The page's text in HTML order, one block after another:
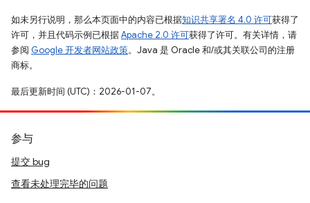
如未另行说明，那么本页面中的内容已根据知识共享署名 4.0 许可获得了
许可，并且代码示例已根据Apache 2.0 许可获得了许可。有关详情，请
参阅 Google 开发者网站政策。Java 是 Oracle 和/或其关联公司的注册
商标。
最后更新时间 (UTC)：2026-01-07。
参与
提交 bug
查看未处理完毕的问题